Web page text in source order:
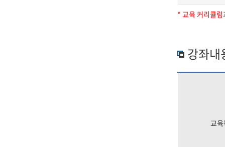
* 교육 커리큘
강좌내
교